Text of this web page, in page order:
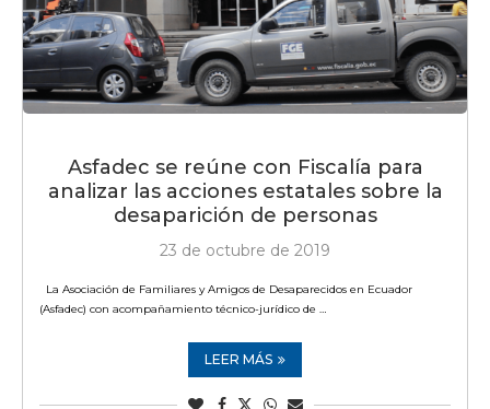
Asfadec se reúne con Fiscalía para
analizar las acciones estatales sobre la
desaparición de personas
23 de octubre de 2019
La Asociación de Familiares y Amigos de Desaparecidos en Ecuador
(Asfadec) con acompañamiento técnico-jurídico de …
LEER MÁS